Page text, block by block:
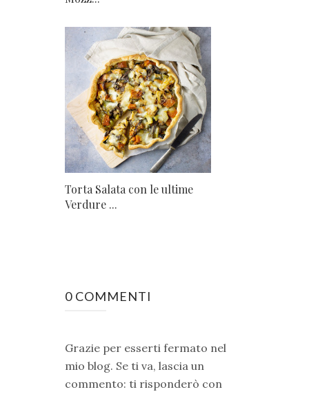
Torta Salata con le ultime
Verdure ...
0 COMMENTI
Grazie per esserti fermato nel
mio blog. Se ti va, lascia un
commento: ti risponderò con